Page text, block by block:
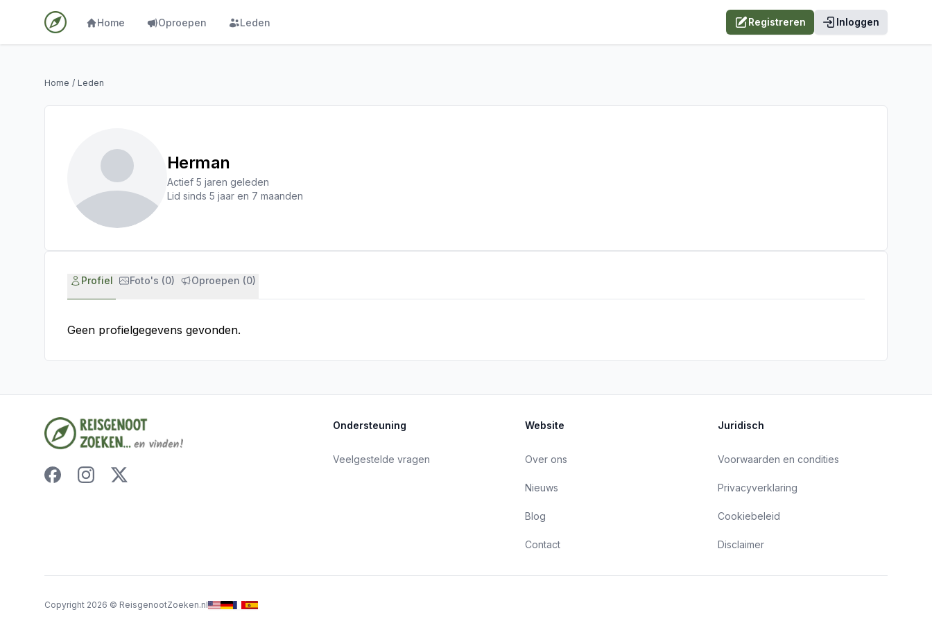
Home Oproepen Leden Registreren Inloggen
Home / Leden
Herman
Actief 5 jaren geleden
Lid sinds 5 jaar en 7 maanden
Profiel Foto's (0) Oproepen (0)
Geen profielgegevens gevonden.
Ondersteuning
Veelgestelde vragen
Website
Over ons
Nieuws
Blog
Contact
Juridisch
Voorwaarden en condities
Privacyverklaring
Cookiebeleid
Disclaimer
Copyright 2026 © ReisgenootZoeken.nl